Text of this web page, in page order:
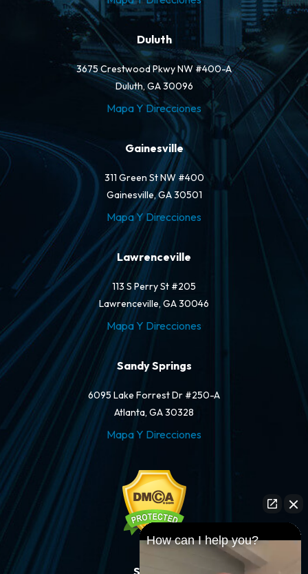
Duluth
3675 Crestwood Pkwy NW #400-A
Duluth, GA 30096
Mapa Y Direcciones
Gainesville
311 Green St NW #400
Gainesville, GA 30501
Mapa Y Direcciones
Lawrenceville
113 S Perry St #205
Lawrenceville, GA 30046
Mapa Y Direcciones
Sandy Springs
6095 Lake Forrest Dr #250-A
Atlanta, GA 30328
Mapa Y Direcciones
Síganos
How can I help you?